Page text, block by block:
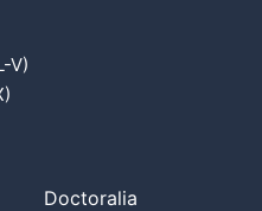
V)
Doctoralia